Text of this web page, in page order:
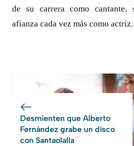
de su carrera como cantante,
afianza cada vez más como actriz.
Desmienten que Alberto
Fernández grabe un disco
con Santaolalla